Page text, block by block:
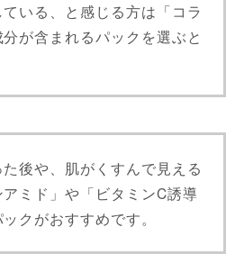
いる、と感じる方は「コラ
が含まれるパックを選ぶと
後や、肌がくすんで見える
ミド」や「ビタミンC誘導
クがおすすめです。